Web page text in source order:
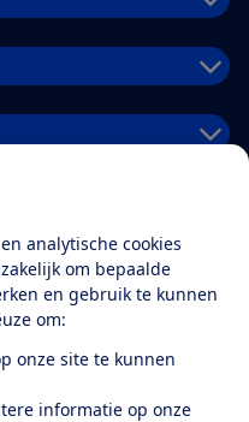
analytische cookies
om bepaalde
en gebruik te kunnen
om:
onze site te kunnen
informatie op onze